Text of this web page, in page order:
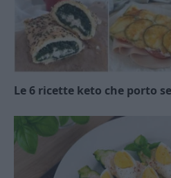
Le 6 ricette keto che porto